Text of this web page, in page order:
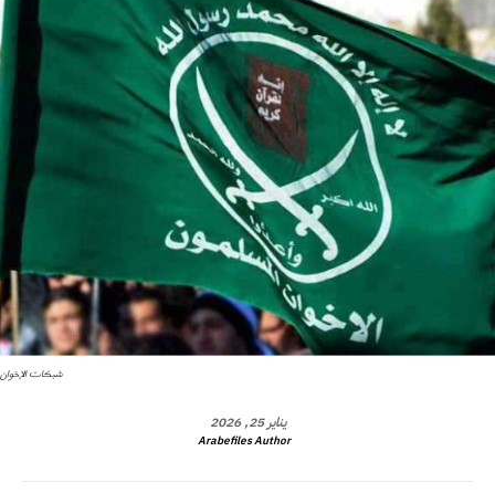
شبكات الإخوان
يناير 25, 2026
Arabefiles Author